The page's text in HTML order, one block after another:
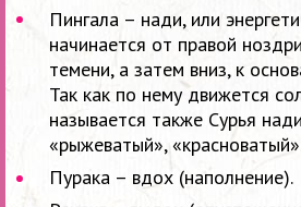
Пингала – нади, или
начинается от правой
темени, а затем вниз, к
Так как по нему движется
называется также Сурья
«рыжеватый»,
Пурака – вдох (наполнение).